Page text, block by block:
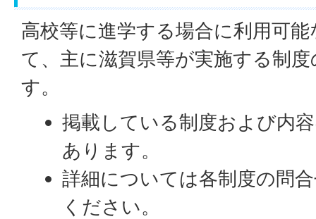
高校等に進学する場合に利用可
て、主に滋賀県等が実施する制
す。
掲載している制度および内
あります。
詳細については各制度の問
ください。